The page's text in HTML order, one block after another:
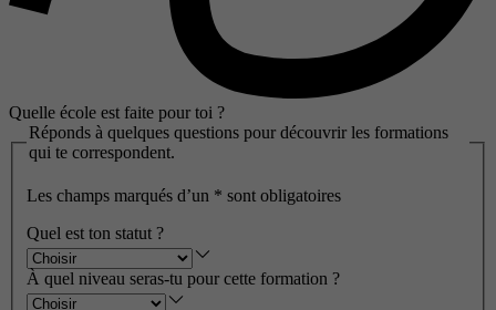
Quelle école est faite pour toi ?
Réponds à quelques questions pour découvrir les formations
qui te correspondent.
Les champs marqués d’un * sont obligatoires
Quel est ton statut ?
À quel niveau seras-tu pour cette formation ?